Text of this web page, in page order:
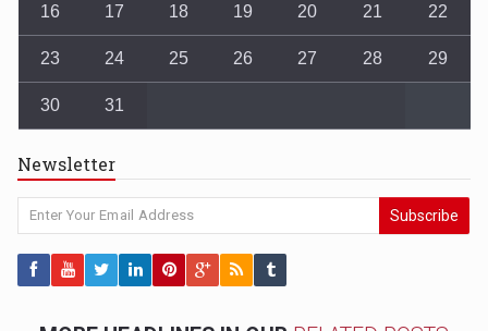
16 17 18 19 20 21 22
23 24 25 26 27 28 29
30 31
Newsletter
Subscribe